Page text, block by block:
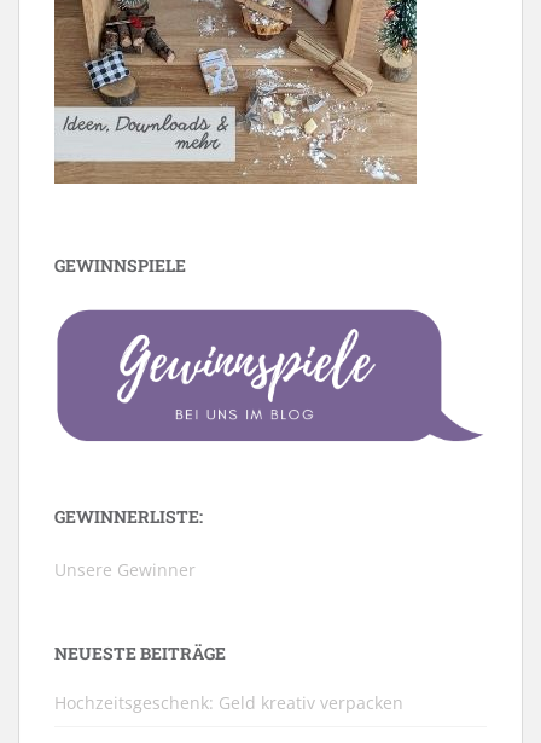
GEWINNSPIELE
GEWINNERLISTE:
Unsere Gewinner
NEUESTE BEITRÄGE
Hochzeitsgeschenk: Geld kreativ verpacken